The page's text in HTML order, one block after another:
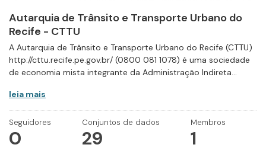
Autarquia de Trânsito e Transporte Urbano do
Recife - CTTU
A Autarquia de Trânsito e Transporte Urbano do Recife (CTTU)
http://cttu.recife.pe.gov.br/ (0800 081 1078) é uma sociedade
de economia mista integrante da Administração Indireta...
leia mais
Seguidores
0
Conjuntos de dados
29
Membros
1